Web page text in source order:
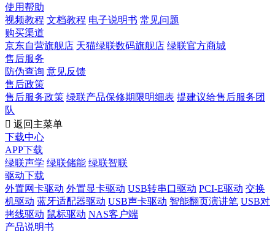
使用帮助
视频教程 文档教程 电子说明书 常见问题
购买渠道
京东自营旗舰店 天猫绿联数码旗舰店 绿联官方商城
售后服务
防伪查询 意见反馈
售后政策
售后服务政策 绿联产品保修期限明细表 提建议给售后服务团
队
 返回主菜单
下载中心
APP下载
绿联声学 绿联储能 绿联智联
驱动下载
外置网卡驱动 外置显卡驱动 USB转串口驱动 PCI-E驱动 交换
机驱动 蓝牙适配器驱动 USB声卡驱动 智能翻页演讲笔 USB对
拷线驱动 鼠标驱动 NAS客户端
产品说明书